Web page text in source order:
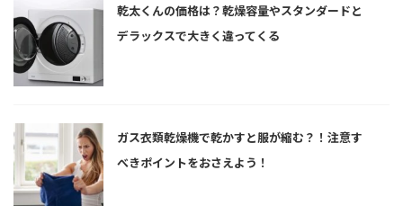
乾太くんの価格は？乾燥容量やスタンダードと
デラックスで大きく違ってくる
ガス衣類乾燥機で乾かすと服が縮む？！注意す
べきポイントをおさえよう！